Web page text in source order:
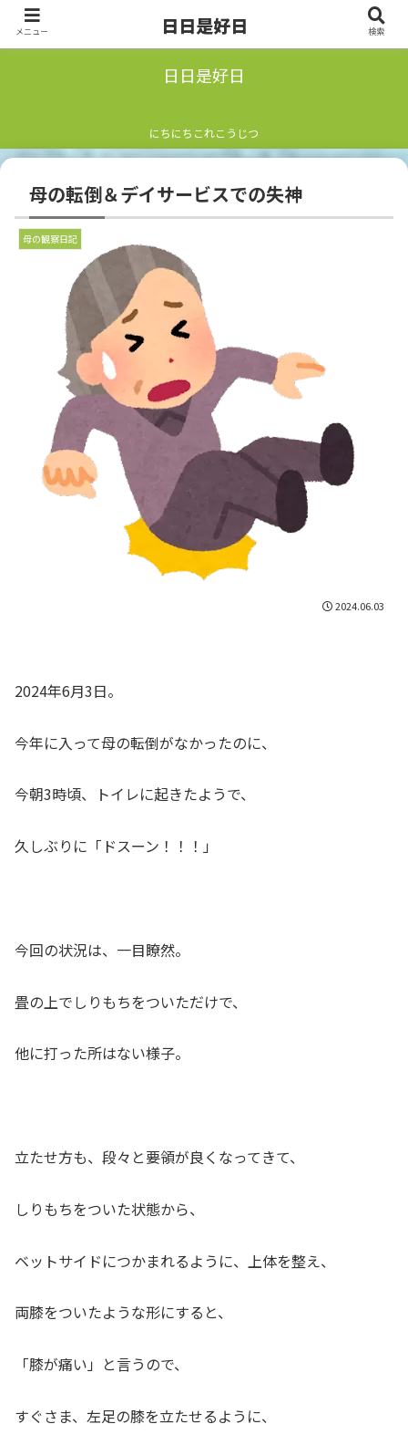
日日是好日
にちにちこれこうじつ
母の転倒＆デイサービスでの失神
母の観察日記
2024.06.03
2024年6月3日。
今年に入って母の転倒がなかったのに、
今朝3時頃、トイレに起きたようで、
久しぶりに「ドスーン！！！」
今回の状況は、一目瞭然。
畳の上でしりもちをついただけで、
他に打った所はない様子。
立たせ方も、段々と要領が良くなってきて、
しりもちをついた状態から、
ベットサイドにつかまれるように、上体を整え、
両膝をついたような形にすると、
「膝が痛い」と言うので、
すぐさま、左足の膝を立たせるように、
メニュー 日日是好日 検索